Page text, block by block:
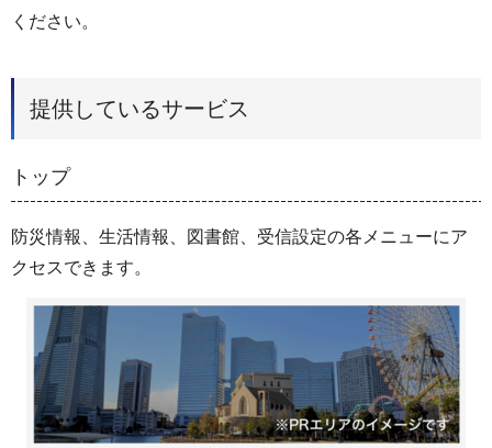
ください。
提供しているサービス
トップ
防災情報、生活情報、図書館、受信設定の各メニューにア
クセスできます。